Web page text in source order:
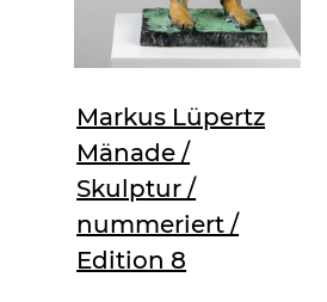
Markus Lüpertz
Mänade /
Skulptur /
nummeriert /
Edition 8